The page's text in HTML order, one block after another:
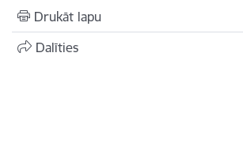
Drukāt lapu
Dalīties